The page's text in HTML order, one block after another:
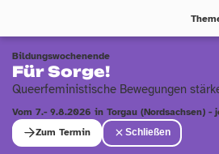
Bildungswochenende
Für Sorge!
Queerfeministische Bewegungen
Vom 7.- 9.8.2026 in Torgau (Nordsachsen) -
Zum Termin
Schließen